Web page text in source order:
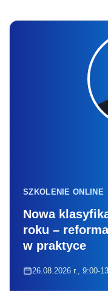
SZKOLENIE ONLINE
Nowa
roku –
w praktyce
26.08.2026 r., 9:00-